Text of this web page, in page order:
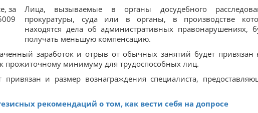
Лица, вызываемые в органы досудебного
прокуратуры, суда или в органы, в производстве
находятся дела об административных правонарушениях,
получать меньшую компенсацию.
заработок и отрыв от обычных занятий будет привязан
прожиточному минимуму для трудоспособных лиц.
и размер вознаграждения специалиста,
рекомендаций о том, как вести себя на допросе